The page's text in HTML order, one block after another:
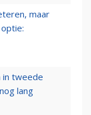
maar
in tweede
lang